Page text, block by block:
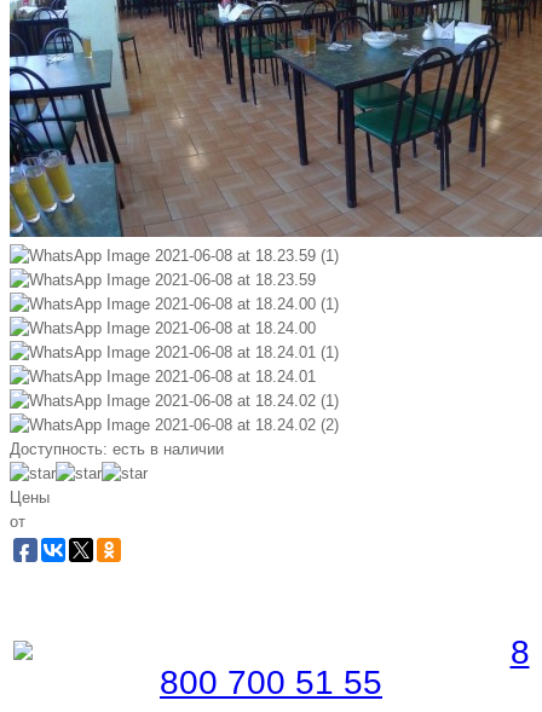
Доступность: есть в наличии
Цены
от
8
800 700 51 55